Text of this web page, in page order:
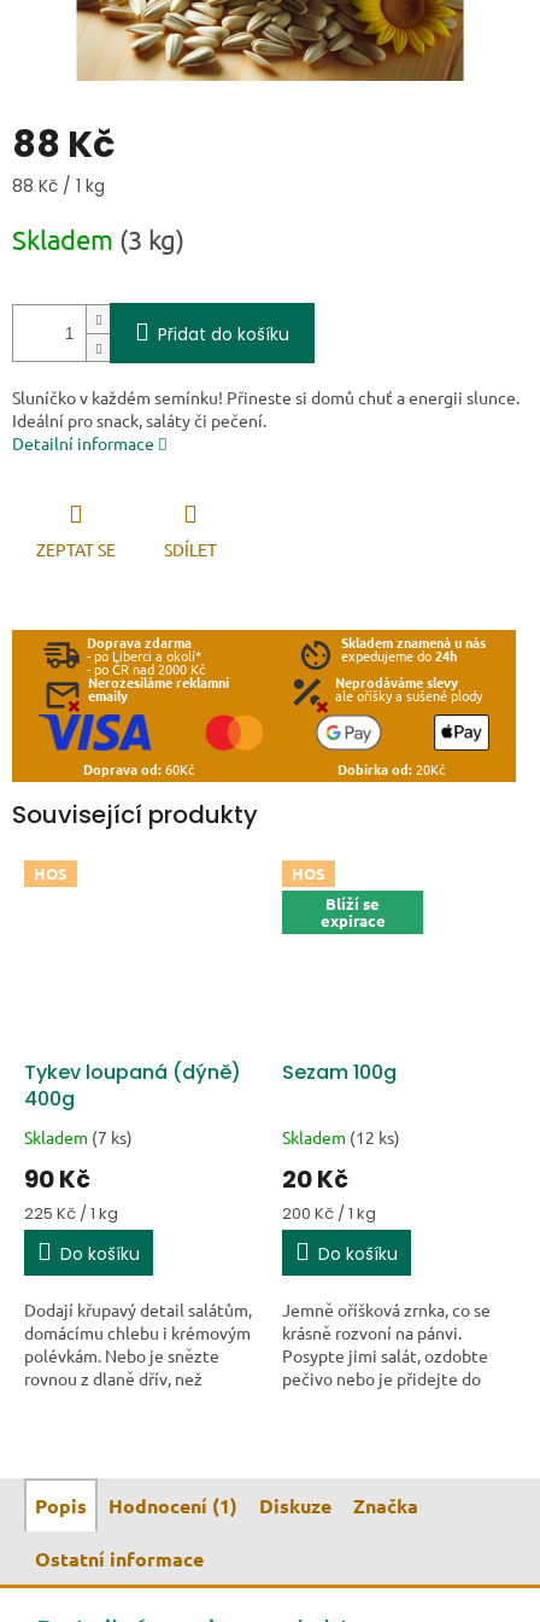
88 Kč
Měrná cena:
88 Kč / 1 kg
Skladem (3 kg)
Přidat do košíku
Sluníčko v každém semínku! Přineste si domů chuť a energii slunce.
Ideální pro snack, saláty či pečení.
Detailní informace
ZEPTAT SE SDÍLET
Doprava zdarma
- po Liberci a okolí*
- po ČR nad 2000 Kč
Skladem znamená u nás
expedujeme do24h
Nerozesíláme reklamní
emaily
Neprodáváme slevy
ale oříšky a sušené plody
Doprava od:60Kč Dobírka od:20Kč
Související produkty
HOS
Tykev loupaná (dýně)
400g
Skladem (7 ks)
90 Kč
Měrná cena:
225 Kč / 1 kg
Do košíku
Dodají křupavý detail salátům,
domácímu chlebu i krémovým
polévkám. Nebo je snězte
rovnou z dlaně dřív, než
HOS
Blíží se
expirace
Sezam 100g
Skladem (12 ks)
20 Kč
Měrná cena:
200 Kč / 1 kg
Do košíku
Jemně oříšková zrnka, co se
krásně rozvoní na pánvi.
Posypte jimi salát, ozdobte
pečivo nebo je přidejte do
Popis Hodnocení (1) Diskuze Značka
Ostatní informace